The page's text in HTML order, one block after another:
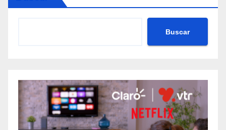
Buscar